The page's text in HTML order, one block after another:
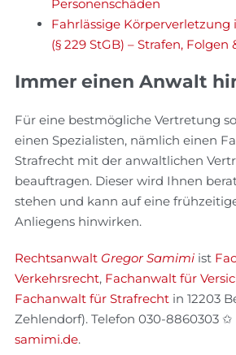
Personenschäden
Fahrlässige
(§ 229 StGB) – Strafen,
Immer einen Anwalt
Für eine bestmögliche Vertretung
einen Spezialisten, nämlich einen
Strafrecht mit der anwaltlichen
beauftragen. Dieser wird Ihnen
stehen und kann auf eine
Anliegens hinwirken.
Rechtsanwalt Gregor Samimi ist
Verkehrsrecht, Fachanwalt für
Fachanwalt für Strafrecht in 12203
Zehlendorf). Telefon 030-8860303
samimi.de.